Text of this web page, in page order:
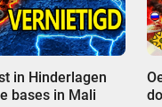
in Hinderlagen
bases in Mali